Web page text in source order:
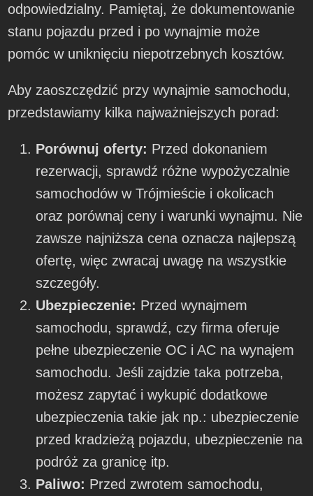
odpowiedzialny. Pamiętaj, że dokumentowanie
stanu pojazdu przed i po wynajmie może
pomóc w uniknięciu niepotrzebnych kosztów.
Aby zaoszczędzić przy wynajmie samochodu,
przedstawiamy kilka najważniejszych porad:
Porównuj oferty: Przed dokonaniem
rezerwacji, sprawdź różne wypożyczalnie
samochodów w Trójmieście i okolicach
oraz porównaj ceny i warunki wynajmu. Nie
zawsze najniższa cena oznacza najlepszą
ofertę, więc zwracaj uwagę na wszystkie
szczegóły.
Ubezpieczenie: Przed wynajmem
samochodu, sprawdź, czy firma oferuje
pełne ubezpieczenie OC i AC na wynajem
samochodu. Jeśli zajdzie taka potrzeba,
możesz zapytać i wykupić dodatkowe
ubezpieczenia takie jak np.: ubezpieczenie
przed kradzieżą pojazdu, ubezpieczenie na
podróż za granicę itp.
Paliwo: Przed zwrotem samochodu,